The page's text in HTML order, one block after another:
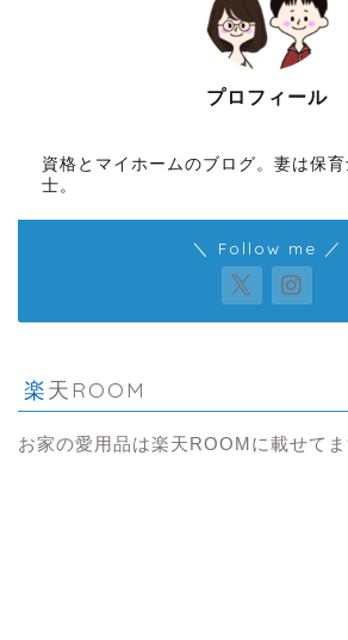
プロフィール
資格とマイホームのブログ。妻は保
士。
＼ Follow me ／
楽天ROOM
お家の愛用品は楽天ROOMに載せてま